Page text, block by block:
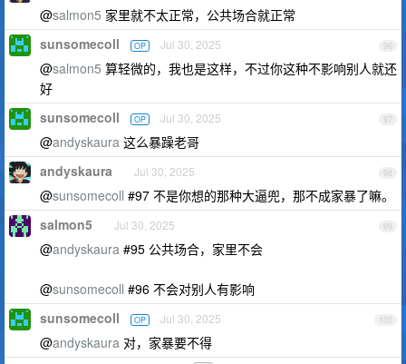
@salmon5 家里就不太正常，公共场合就正常
96
sunsomecoll OP Jul 30, 2025
@salmon5 算轻微的，我也是这样，不过你这种不影响别人就还
好
97
sunsomecoll OP Jul 30, 2025
@andyskaura 这么暴躁老哥
98
andyskaura Jul 30, 2025
@sunsomecoll #97 不是你想的那种大逼兜，那不成家暴了嘛。
99
salmon5 Jul 30, 2025
@andyskaura #95 公共场合，家里不会
@sunsomecoll #96 不会对别人有影响
100
sunsomecoll OP Jul 30, 2025
@andyskaura 对，家暴要不得